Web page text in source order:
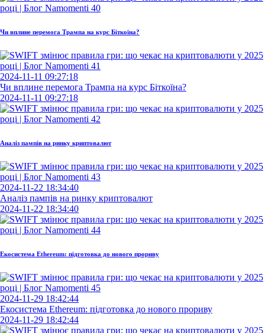
Чи вплине перемога Трампа на курс Біткоїна?
2024-11-11 09:27:18
Чи вплине перемога Трампа на курс Біткоїна?
2024-11-11 09:27:18
Аналіз пампів на ринку криптовалют
2024-11-22 18:34:40
Аналіз пампів на ринку криптовалют
2024-11-22 18:34:40
Екосистема Ethereum: підготовка до нового прориву
2024-11-29 18:42:44
Екосистема Ethereum: підготовка до нового прориву
2024-11-29 18:42:44